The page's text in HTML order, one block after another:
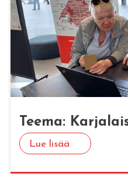
Teema:
Lue lisää